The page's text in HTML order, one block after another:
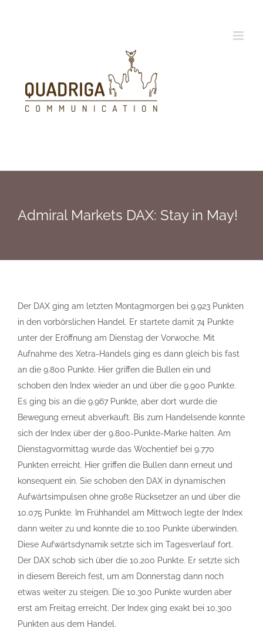
Admiral Markets DAX: Stay in May!
Der DAX ging am letzten Montagmorgen bei 9.923 Punkten
in den vorbörslichen Handel. Er startete damit 74 Punkte
unter der Eröffnung am Dienstag der Vorwoche. Mit
Aufnahme des Xetra-Handels ging es dann gleich bis fast
an die 9.800 Punkte. Hier griffen die Bullen ein und
schoben den Index wieder an und über die 9.900 Punkte.
Es ging bis an die 9.967 Punkte, aber dort wurde die
Bewegung erneut abverkauft. Bis zum Handelsende konnte
sich der Index über der 9.800-Punkte-Marke halten. Am
Dienstagvormittag wurde das Wochentief bei 9.770
Punkten erreicht. Hier griffen die Bullen dann erneut und
konsequent ein. Sie schoben den DAX in dynamischen
Aufwärtsimpulsen ohne große Rücksetzer an und über die
10.075 Punkte. Im Frühhandel am Mittwoch legte der Index
dann weiter zu und konnte die 10.100 Punkte überwinden.
Diese Aufwärtsdynamik setzte sich im Tagesverlauf fort.
Der DAX schob sich über die 10.200 Punkte. Er setzte sich
in diesem Bereich fest, um am Donnerstag dann noch
etwas weiter zu steigen. Die 10.300 Punkte wurden aber
erst am Freitag erreicht. Der Index ging exakt bei 10.300
Punkten aus dem Handel.